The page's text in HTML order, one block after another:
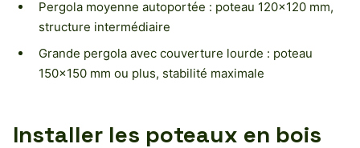
Pergola moyenne autoportée : poteau 120×120 mm,
structure intermédiaire
Grande pergola avec couverture lourde : poteau
150×150 mm ou plus, stabilité maximale
Installer les poteaux en bois